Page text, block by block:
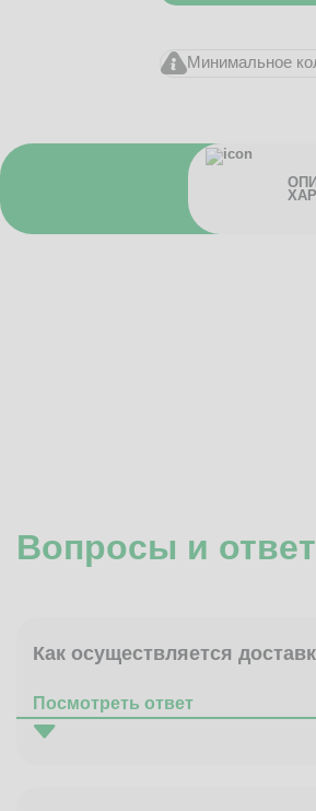
Минимальное
Вопросы и
Как осуществляется
Посмотреть ответ